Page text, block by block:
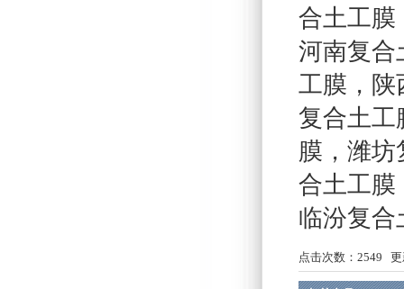
合土工膜
河南复合
工膜 ， 陕
复合土工
膜 ， 潍坊
合土工膜
临汾复合
点击次数： 2549 更